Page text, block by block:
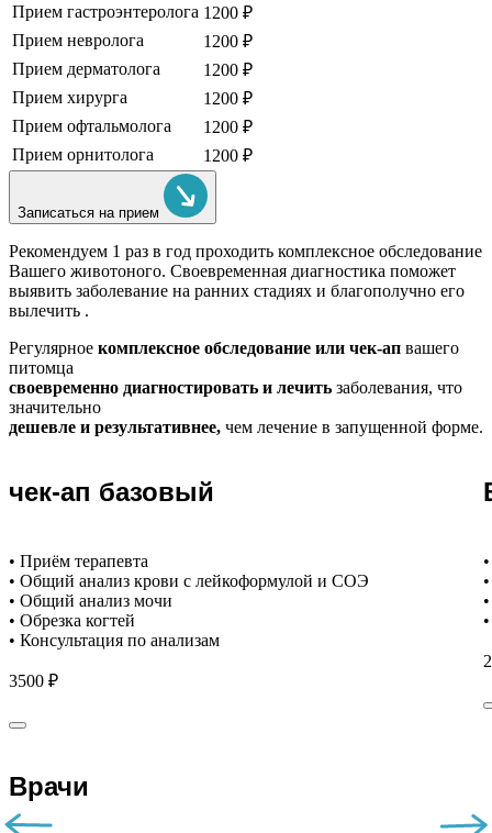
Прием гастроэнтеролога 1200 ₽
Прием невролога
1200 ₽
Прием дерматолога
1200 ₽
Прием хирурга
1200 ₽
Прием офтальмолога
1200 ₽
Прием орнитолога
1200 ₽
Записаться на прием
Рекомендуем 1 раз в год проходить комплексное обследование
Вашего животоного. Своевременная диагностика поможет
выявить заболевание на ранних стадиях и благополучно его
вылечить .
Регулярное комплексное обследование или чек-ап вашего
питомца
своевременно диагностировать и лечить заболевания, что
значительно
дешевле и результативнее, чем лечение в запущенной форме.
чек-ап базовый
• Приём терапевта
• Общий анализ крови с лейкоформулой и СОЭ
• Общий анализ мочи
• Обрезка когтей
• Консультация по анализам
3500 ₽
Врачи